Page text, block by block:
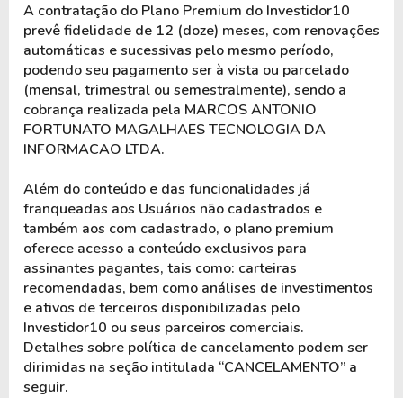
A contratação do Plano Premium do Investidor10
prevê fidelidade de 12 (doze) meses, com renovações
automáticas e sucessivas pelo mesmo período,
podendo seu pagamento ser à vista ou parcelado
(mensal, trimestral ou semestralmente), sendo a
cobrança realizada pela MARCOS ANTONIO
FORTUNATO MAGALHAES TECNOLOGIA DA
INFORMACAO LTDA.
Além do conteúdo e das funcionalidades já
franqueadas aos Usuários não cadastrados e
também aos com cadastrado, o plano premium
oferece acesso a conteúdo exclusivos para
assinantes pagantes, tais como: carteiras
recomendadas, bem como análises de investimentos
e ativos de terceiros disponibilizadas pelo
Investidor10 ou seus parceiros comerciais.
Detalhes sobre política de cancelamento podem ser
dirimidas na seção intitulada “CANCELAMENTO” a
seguir.